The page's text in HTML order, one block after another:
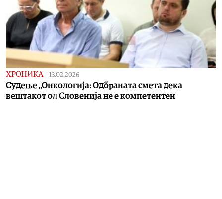
ХРОНИКА 13.02.2026
Судење „Онкологија: Одбраната смета дека
вештакот од Словенија не е компетентен